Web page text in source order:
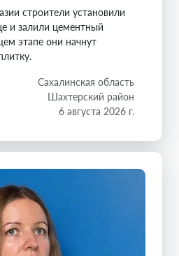
строители установили
и залили цементный
этапе они начнут
Сахалинская область
Шахтерский район
6 августа 2026 г.